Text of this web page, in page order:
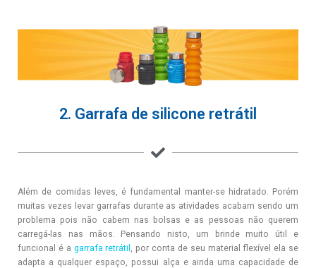
2. Garrafa de silicone retrátil
Além de comidas leves, é fundamental manter-se hidratado. Porém
muitas vezes levar garrafas durante as atividades acabam sendo um
problema pois não cabem nas bolsas e as pessoas não querem
carregá-las nas mãos. Pensando nisto, um brinde muito útil e
funcional é a garrafa retrátil , por conta de seu material flexível ela se
adapta a qualquer espaço, possui alça e ainda uma capacidade de